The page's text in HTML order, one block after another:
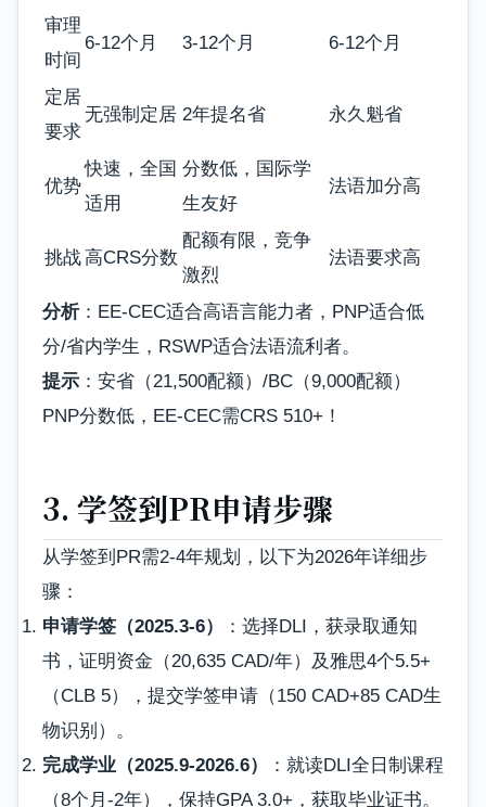
审理
时间
6-12个月 3-12个月 6-12个月
定居
要求
无强制定居 2年提名省 永久魁省
优势
快速，全国
适用
分数低，国际学
生友好
法语加分高
挑战高CRS分数
配额有限，竞争
激烈
法语要求高
分析：EE-CEC适合高语言能力者，PNP适合低
分/省内学生，RSWP适合法语流利者。
提示 ：安省（21,500配额）/BC（9,000配额）
PNP分数低，EE-CEC需CRS 510+！
3. 学签到PR申请步骤
从学签到PR需2-4年规划，以下为2026年详细步
骤：
申请学签（2025.3-6）
：选择DLI，获录取通知
书，证明资金（20,635 CAD/年）及雅思4个5.5+
（CLB 5），提交学签申请（150 CAD+85 CAD生
物识别）。
完成学业（2025.9-2026.6）
：就读DLI全日制课程
（8个月-2年），保持GPA 3.0+，获取毕业证书。